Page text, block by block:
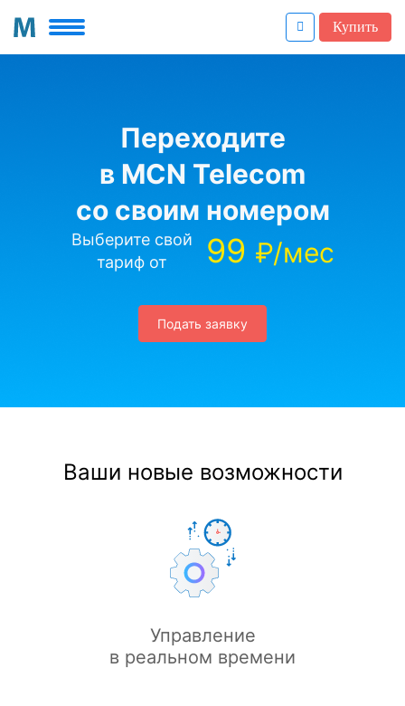
Купить
Переходите
в MCN Telecom
со своим номером
Выберите свой
тариф от
99 ₽/мес
Подать заявку
Ваши новые возможности
Управление
в реальном времени